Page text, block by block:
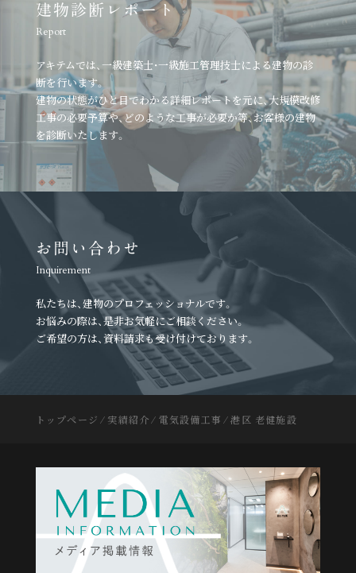
建物診断レポート
Report
アキテムでは、一級建築士・一級施工管理技士による建物の診
断を行います。
建物の状態がひと目でわかる詳細レポートを元に、大規模改修
工事の必要予算や、どのような工事が必要か等、お客様の建物
を診断いたします。
お問い合わせ
Inquirement
私たちは、建物のプロフェッショナルです。
お悩みの際は、是非お気軽にご相談ください。
ご希望の方は、資料請求も受け付けております。
トップページ ⁄ 実績紹介 ⁄ 電気設備工事 ⁄港区 老健施設